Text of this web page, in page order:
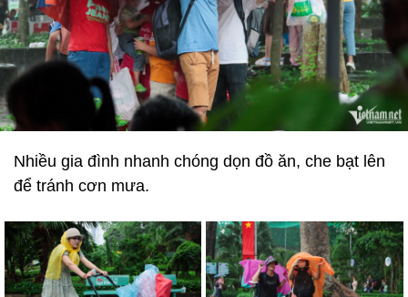
Nhiều gia đình nhanh chóng dọn đồ ăn, che bạt lên
để tránh cơn mưa.